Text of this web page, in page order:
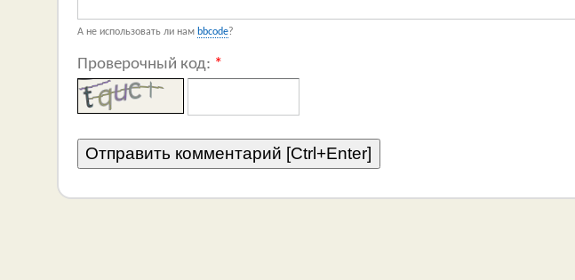
А не использовать ли нам bbcode?
Проверочный код: *